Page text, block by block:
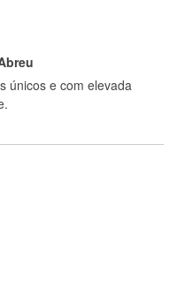
únicos e com elevada
produtos vieram muito
satisfeita com os
à bolsa, tem um tecido
e a execução está
a comprar na vossa
preço muito justo. A